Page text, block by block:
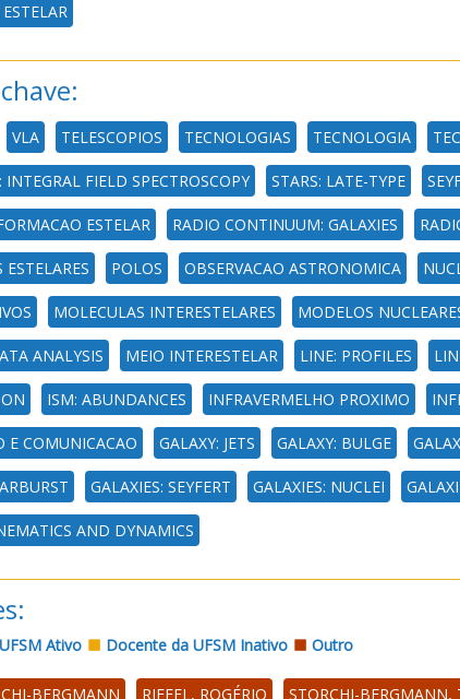
VLA TELESCOPIOS TECNOLOGIAS TECNOLOGIA
INTEGRAL FIELD SPECTROSCOPY STARS: LATE-TYPE
ESTELAR RADIO CONTINUUM: GALAXIES
ESTELARES POLOS OBSERVACAO ASTRONOMICA
MOLECULAS INTERESTELARES MODELOS
ANALYSIS MEIO INTERESTELAR LINE: PROFILES
ISM: ABUNDANCES INFRAVERMELHO PROXIMO
E COMUNICACAO GALAXY: JETS GALAXY: BULGE
GALAXIES: SEYFERT GALAXIES: NUCLEI
AND DYNAMICS
Ativo Docente da UFSM Inativo Outro
BERGMANN RIFFEL, ROGÉRIO STORCHI-BERGMANN,